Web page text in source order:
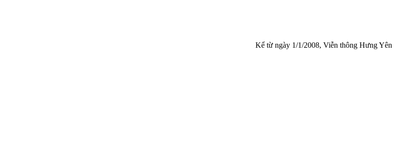
Kể từ ngày 1/1/2008, Viễn thông Hưng Yên chính